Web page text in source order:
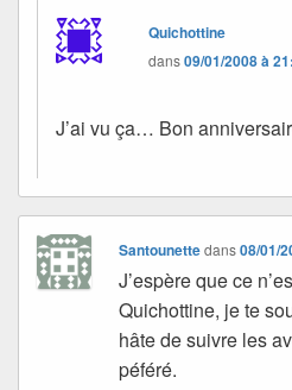
Quichottine
dans09/01/2008 à
J’ai vu ça… Bon
Santounettedans08/01/
J’espère que ce
Quichottine, je te
hâte de suivre les
péféré.